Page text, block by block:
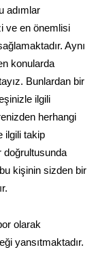
adımlar
ve en önemlisi
Aynı
konularda
Bunlardan bir
ilgili
herhangi
ilgili takip
doğrultusunda
kişinin sizden bir
olarak
yansıtmaktadır.